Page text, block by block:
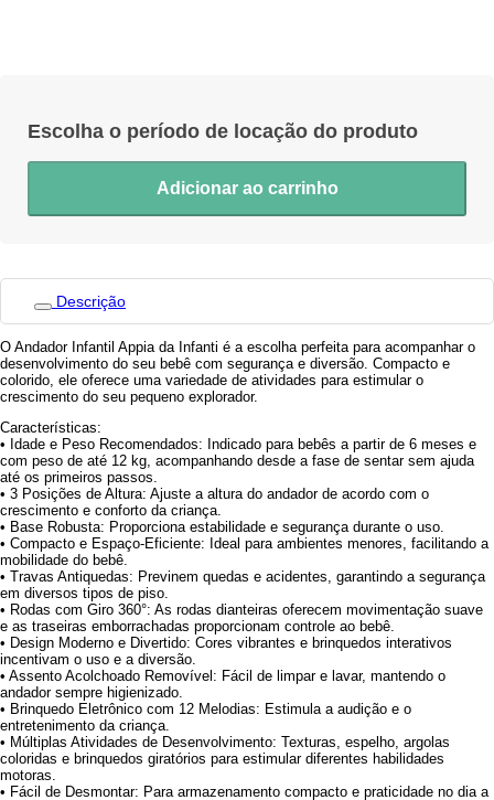
Adicionar ao carrinho
Descrição
O Andador Infantil Appia da Infanti é a escolha perfeita para acompanhar o
desenvolvimento do seu bebê com segurança e diversão. Compacto e
colorido, ele oferece uma variedade de atividades para estimular o
crescimento do seu pequeno explorador.
Características:
• Idade e Peso Recomendados: Indicado para bebês a partir de 6 meses e
com peso de até 12 kg, acompanhando desde a fase de sentar sem ajuda
até os primeiros passos.
• 3 Posições de Altura: Ajuste a altura do andador de acordo com o
crescimento e conforto da criança.
• Base Robusta: Proporciona estabilidade e segurança durante o uso.
• Compacto e Espaço-Eficiente: Ideal para ambientes menores, facilitando a
mobilidade do bebê.
• Travas Antiquedas: Previnem quedas e acidentes, garantindo a segurança
em diversos tipos de piso.
• Rodas com Giro 360°: As rodas dianteiras oferecem movimentação suave
e as traseiras emborrachadas proporcionam controle ao bebê.
• Design Moderno e Divertido: Cores vibrantes e brinquedos interativos
incentivam o uso e a diversão.
• Assento Acolchoado Removível: Fácil de limpar e lavar, mantendo o
andador sempre higienizado.
• Brinquedo Eletrônico com 12 Melodias: Estimula a audição e o
entretenimento da criança.
• Múltiplas Atividades de Desenvolvimento: Texturas, espelho, argolas
coloridas e brinquedos giratórios para estimular diferentes habilidades
motoras.
• Fácil de Desmontar: Para armazenamento compacto e praticidade no dia a